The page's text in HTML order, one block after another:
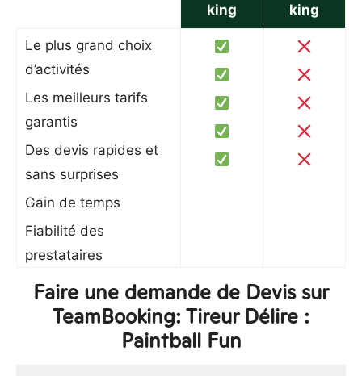
king
king
Le plus grand choix
d’activités
Les meilleurs tarifs
garantis
Des devis rapides et
sans surprises
Gain de temps
Fiabilité des
prestataires
Faire une demande de Devis sur
TeamBooking: Tireur Délire :
Paintball Fun